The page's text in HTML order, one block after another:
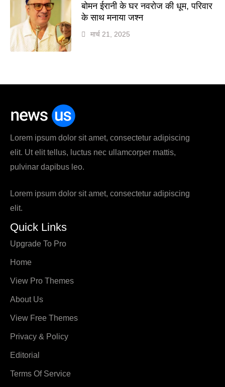
बोमन ईरानी के घर नवरोज की धूम, परिवार
के साथ मनाया जश्न
मार्च 21, 2025
Lorem ipsum dolor sit amet, consectetur adipiscing
elit. Ut elit tellus, luctus nec ullamcorper mattis,
pulvinar dapibus leo.
Lorem ipsum dolor sit amet, consectetur adipiscing
elit.
Quick Links
Upgrade To Pro
Home
View Pro Themes
About Us
View Free Themes
Privacy & Policy
Editorial
Terms Of Service